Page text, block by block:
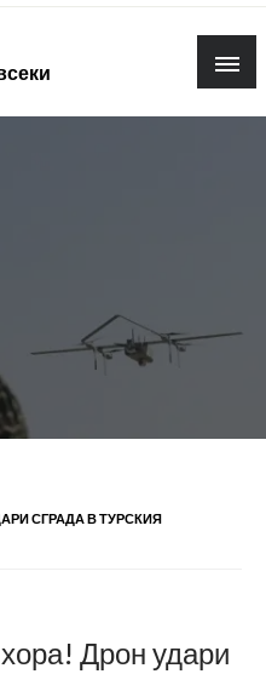
СГРАДА В ТУРСКИЯ
Дрон удари